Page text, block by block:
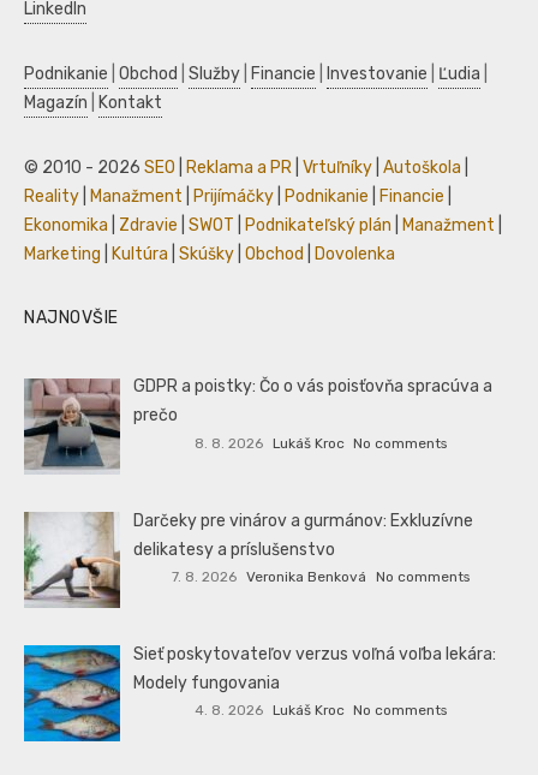
LinkedIn
Podnikanie Obchod Služby Financie Investovanie Ľudia
Magazín
Kontakt
© 2010 - 2026 SEO Reklama a PR Vrtuľníky Autoškola
Reality
Manažment Prijímáčky Podnikanie Financie
Ekonomika
Zdravie SWOT Podnikateľský plán Manažment
Marketing
Kultúra Skúšky Obchod Dovolenka
NAJNOVŠIE
GDPR a poistky: Čo o vás poisťovňa spracúva a
prečo
8. 8. 2026 Lukáš Kroc No comments
Darčeky pre vinárov a gurmánov: Exkluzívne
delikatesy a príslušenstvo
7. 8. 2026 Veronika Benková No comments
Sieť poskytovateľov verzus voľná voľba lekára:
Modely fungovania
4. 8. 2026 Lukáš Kroc No comments